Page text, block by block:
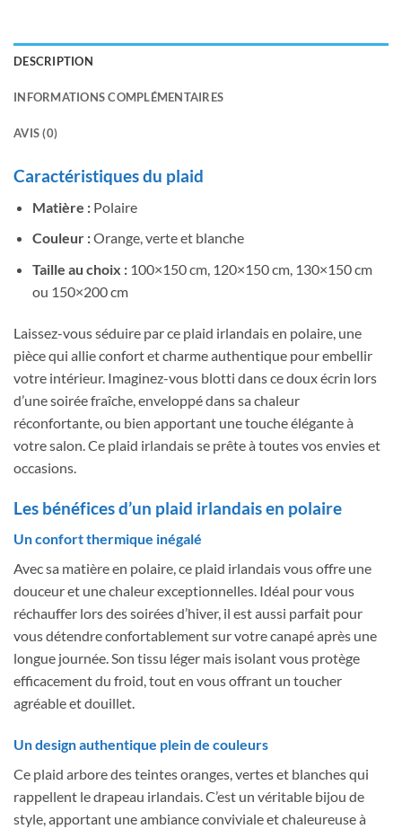
DESCRIPTION
INFORMATIONS COMPLÉMENTAIRES
AVIS (0)
Caractéristiques du plaid
Matière :Polaire
Couleur :Orange, verte et blanche
Taille au choix :100×150 cm, 120×150 cm, 130×150 cm
ou 150×200 cm
Laissez-vous séduire par ce plaid irlandais en polaire, une
pièce qui allie confort et charme authentique pour embellir
votre intérieur. Imaginez-vous blotti dans ce doux écrin lors
d’une soirée fraîche, enveloppé dans sa chaleur
réconfortante, ou bien apportant une touche élégante à
votre salon. Ce plaid irlandais se prête à toutes vos envies et
occasions.
Les bénéfices d’un plaid irlandais en polaire
Un confort thermique inégalé
Avec sa matière en polaire, ce plaid irlandais vous offre une
douceur et une chaleur exceptionnelles. Idéal pour vous
réchauffer lors des soirées d’hiver, il est aussi parfait pour
vous détendre confortablement sur votre canapé après une
longue journée. Son tissu léger mais isolant vous protège
efficacement du froid, tout en vous offrant un toucher
agréable et douillet.
Un design authentique plein de couleurs
Ce plaid arbore des teintes oranges, vertes et blanches qui
rappellent le drapeau irlandais. C’est un véritable bijou de
style, apportant une ambiance conviviale et chaleureuse à